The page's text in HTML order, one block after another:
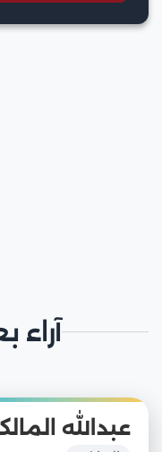
آراء
عبدالله